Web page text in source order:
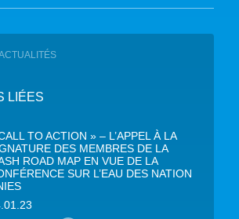
LIÉES
TO ACTION » – L’APPEL À LA
DES MEMBRES DE LA
ROAD MAP EN VUE DE LA
SUR L’EAU DES NATION